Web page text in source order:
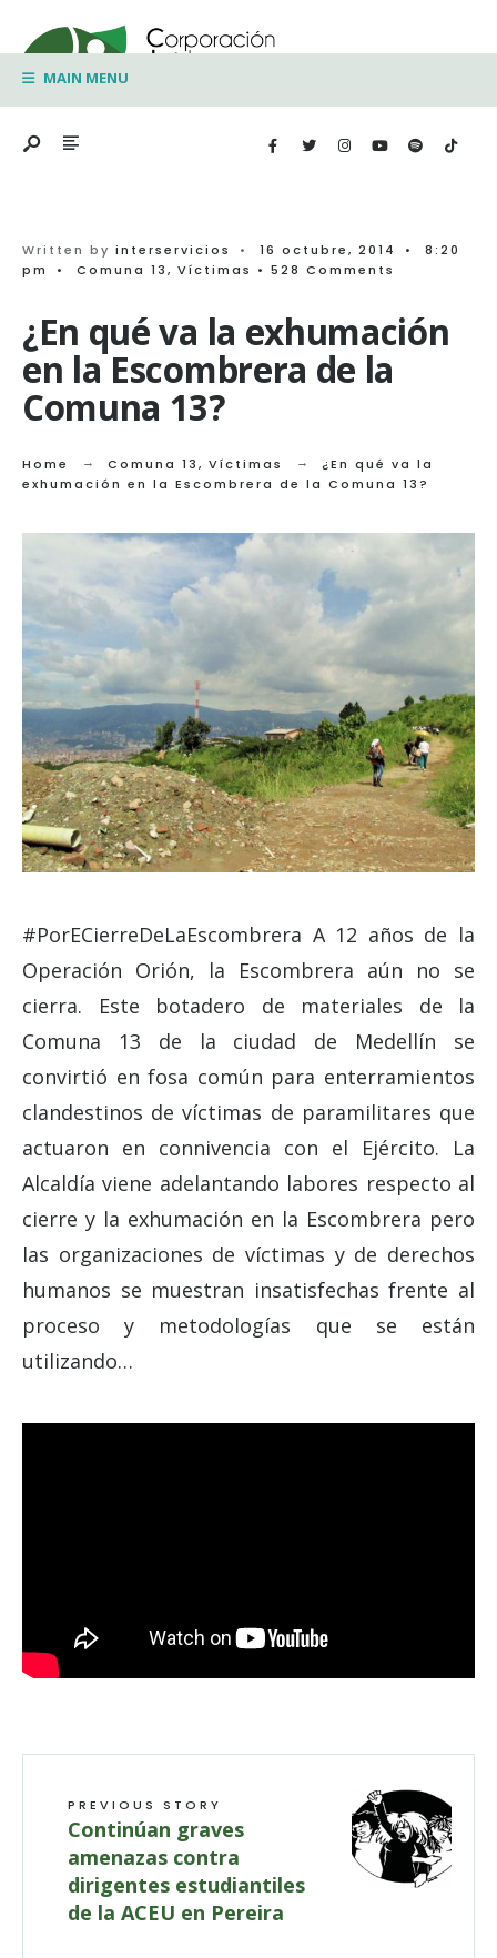
to
contentMAIN MENU
Written by interservicios • 16 octubre, 2014 •
8:20
pm
• Comuna 13, Víctimas • 528 Comments
¿En qué va la exhumación
en la Escombrera de la
Comuna 13?
Home Comuna 13, Víctimas
¿En qué va la
exhumación en la Escombrera de la Comuna 13?
#PorECierreDeLaEscombrera A 12 años de la
Operación Orión, la Escombrera aún no se
cierra. Este botadero de materiales de la
Comuna 13 de la ciudad de Medellín se
convirtió en fosa común para enterramientos
clandestinos de víctimas de paramilitares que
actuaron en connivencia con el Ejército. La
Alcaldía viene adelantando labores respecto al
cierre y la exhumación en la Escombrera pero
las organizaciones de víctimas y de derechos
humanos se muestran insatisfechas frente al
proceso y metodologías que se están
utilizando…
PREVIOUS STORY
Continúan graves
amenazas contra
dirigentes estudiantiles
de la ACEU en Pereira
for: